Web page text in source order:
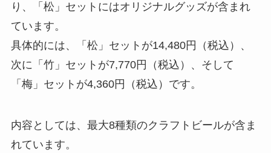
り、「松」セットにはオリジナルグッズが含まれ
ています。
具体的には、「松」セットが14,480円（税込）、
次に「竹」セットが7,770円（税込）、そして
「梅」セットが4,360円（税込）です。
内容としては、最大8種類のクラフトビールが含ま
れています。